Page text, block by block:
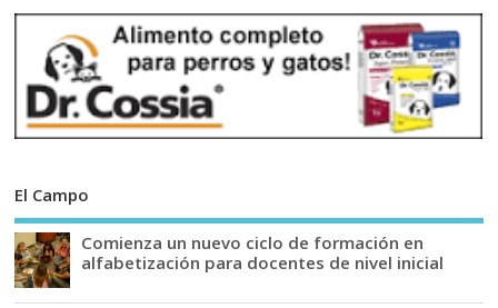
El Campo
Comienza un nuevo ciclo de formación en
alfabetización para docentes de nivel inicial